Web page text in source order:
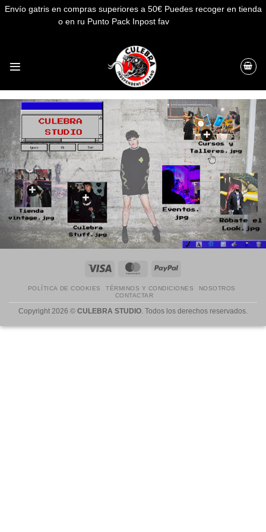
Envío gatris en compras superiores a 50€ Puedes recoger en tienda
o en ru Punto Pack Inpost fav
contenido
MasterCardPayPal
POLÍTICA DE COOKIES TÉRMINOS Y CONDICIONES
NOSOTROS
CONTACTAR
Copyright 2026 © CULEBRA STUDIO. Todos los derechos reservados.